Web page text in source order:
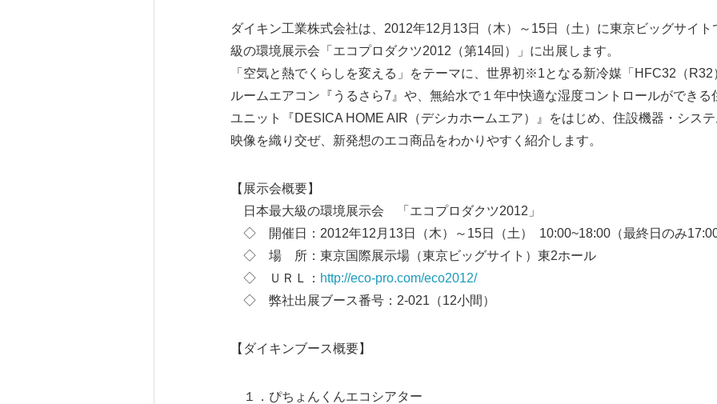
ダイキン工業株式会社は、2012年12月13日（木）～15日（土）に東京ビッグサイト
級の環境展示会「エコプロダクツ2012（第14回）」に出展します。
「空気と熱でくらしを変える」をテーマに、世界初※1となる新冷媒「HFC32（
ルームエアコン『うるさら7』や、無給水で１年中快適な湿度コントロールができる
ユニット『DESICA HOME AIR（デシカホームエア）』をはじめ、住設機器・シス
映像を織り交ぜ、新発想のエコ商品をわかりやすく紹介します。
【展示会概要】
日本最大級の環境展示会 「エコプロダクツ2012」
◇ 開催日：2012年12月13日（木）～15日（土） 10:00~18:00（最終日のみ17:00
◇ 場 所：東京国際展示場（東京ビッグサイト）東2ホール
◇ ＵＲＬ： http://eco-pro.com/eco2012/
◇ 弊社出展ブース番号：2-021（12小間）
【ダイキンブース概要】
１．ぴちょんくんエコシアター